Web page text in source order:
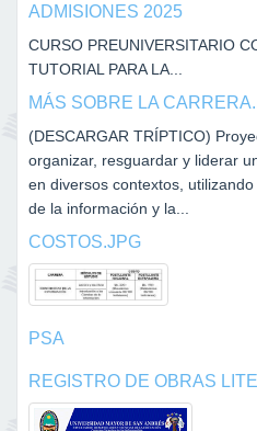
ADMISIONES 2025
CURSO PREUNIVERSITARIO
TUTORIAL PARA LA...
MÁS SOBRE LA
(DESCARGAR TRÍPTICO)
organizar, resguardar y liderar
en diversos contextos,
de la información y la...
COSTOS.JPG
PSA
REGISTRO DE OBRAS